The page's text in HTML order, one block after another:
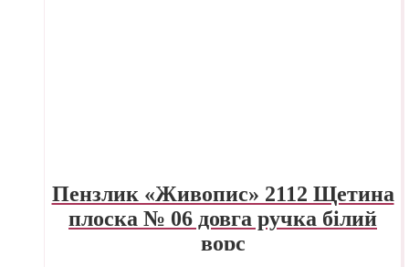
Пензлик «Живопис» 2112 Щетина
плоска № 06 довга ручка білий
ворс